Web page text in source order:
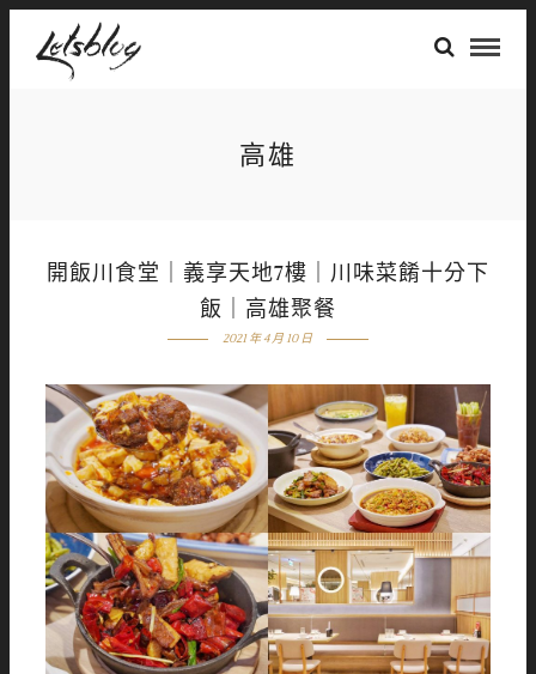
高雄
開飯川食堂｜義享天地7樓｜川味菜餚十分下
飯｜高雄聚餐
2021 年 4 月 10 日